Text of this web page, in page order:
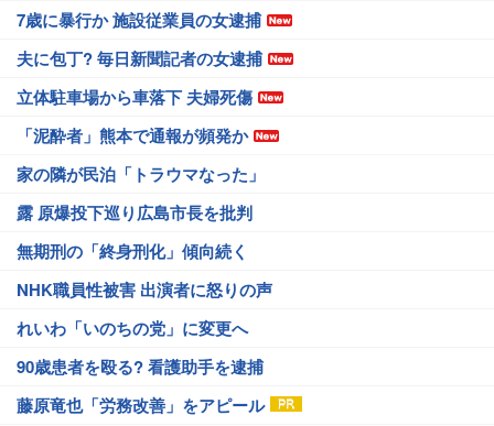
7歳に暴行か 施設従業員の女逮捕
夫に包丁? 毎日新聞記者の女逮捕
立体駐車場から車落下 夫婦死傷
「泥酔者」熊本で通報が頻発か
家の隣が民泊「トラウマなった」
露 原爆投下巡り広島市長を批判
無期刑の「終身刑化」傾向続く
NHK職員性被害 出演者に怒りの声
れいわ「いのちの党」に変更へ
90歳患者を殴る? 看護助手を逮捕
藤原竜也「労務改善」をアピール